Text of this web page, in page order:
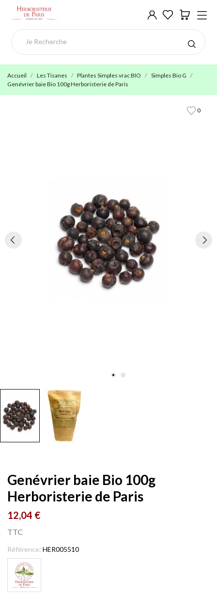
Accueil Les Tisanes Plantes Simples vrac BIO
Simples Bio G
Genévrier baie Bio 100g Herboristerie de Paris
0
Genévrier baie Bio 100g
Herboristerie de Paris
12,04 €
TTC
Référence: HER005510